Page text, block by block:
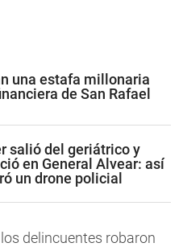
una estafa millonaria
de San Rafael
salió del geriátrico y
en General Alvear: así
un drone policial
delincuentes robaron